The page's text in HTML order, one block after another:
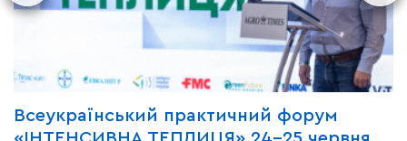
Всеукраїнський практичний форум